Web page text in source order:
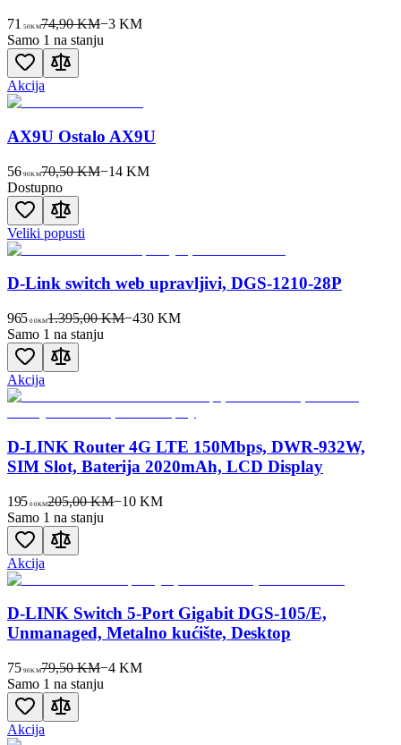
71 50KM74,90 KM−3KM
Samo 1 na stanju
Akcija
AX9U Ostalo AX9U
56 90KM70,50 KM−14KM
Dostupno
Veliki popusti
D-Link switch web upravljivi, DGS-1210-28P
965 00KM1.395,00 KM−430 KM
Samo 1 na stanju
Akcija
D-LINK Router 4G LTE 150Mbps, DWR-932W,
SIM Slot, Baterija 2020mAh, LCD Display
195 00KM205,00 KM−10 KM
Samo 1 na stanju
Akcija
D-LINK Switch 5-Port Gigabit DGS-105/E,
Unmanaged, Metalno kućište, Desktop
75 90KM79,50 KM−4KM
Samo 1 na stanju
Akcija